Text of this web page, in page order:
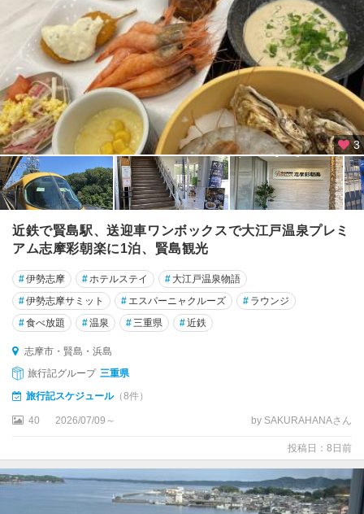
桑
名
・
湯
の
山
鈴
鹿
・
亀
山
津
・
松
・
榊
原
伊
・
二
3
近鉄で賢島駅、送迎車ワンボックスで大江戸温泉プレミ
アム志摩彩朝楽に1泊、賢島観光
#伊勢志摩 #ホテルステイ # 大江戸温泉物語
#伊勢志摩サミット # エスパーニャクルーズ # ラウンジ
#食べ放題 #温泉 #三重県 #近鉄
志摩市・賢島・浜島
旅行記グループ 三重県
旅行記スケジュール（8件）
40 2026/07/09～ by SAKURAHANAさん
投稿日：8日前